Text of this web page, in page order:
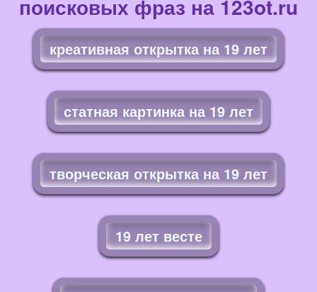
поисковых фраз на 123ot.ru
креативная открытка на 19 лет
статная картинка на 19 лет
творческая открытка на 19 лет
19 лет весте